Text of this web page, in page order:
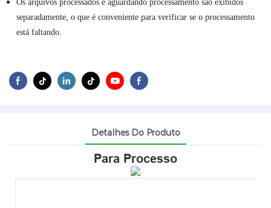
Os arquivos processados ​​e aguardando processamento são exibidos
separadamente, o que é conveniente para verificar se o processamento
está faltando.
Detalhes Do Produto
Para Processo